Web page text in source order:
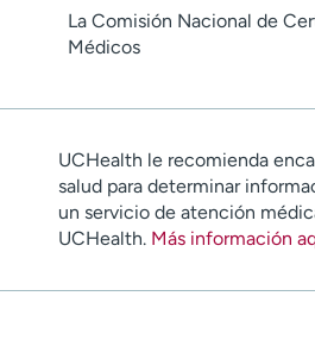
La Comisión Nacional de
Médicos
UCHealth le recomienda
salud para determinar
un servicio de atención
UCHealth. Más información